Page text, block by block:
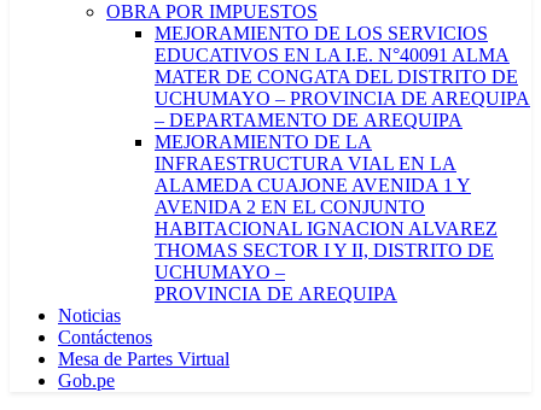
OBRA POR IMPUESTOS
MEJORAMIENTO DE LOS SERVICIOS
EDUCATIVOS EN LA I.E. N°40091 ALMA
MATER DE CONGATA DEL DISTRITO DE
UCHUMAYO – PROVINCIA DE AREQUIPA
– DEPARTAMENTO DE AREQUIPA
MEJORAMIENTO DE LA
INFRAESTRUCTURA VIAL EN LA
ALAMEDA CUAJONE AVENIDA 1 Y
AVENIDA 2 EN EL CONJUNTO
HABITACIONAL IGNACION ALVAREZ
THOMAS SECTOR I Y II, DISTRITO DE
UCHUMAYO –
PROVINCIA DE AREQUIPA
Noticias
Contáctenos
Mesa de Partes Virtual
Gob.pe